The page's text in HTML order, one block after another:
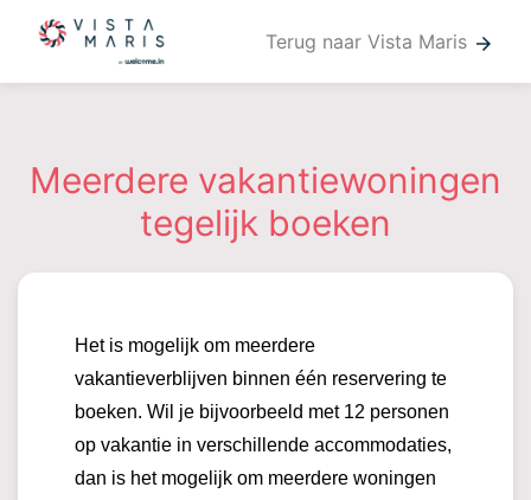
Terug naar Vista Maris arrow_forward
Meerdere vakantiewoningen
tegelijk boeken
Het is mogelijk om meerdere
vakantieverblijven binnen één reservering te
boeken. Wil je bijvoorbeeld met 12 personen
op vakantie in verschillende accommodaties,
dan is het mogelijk om meerdere woningen